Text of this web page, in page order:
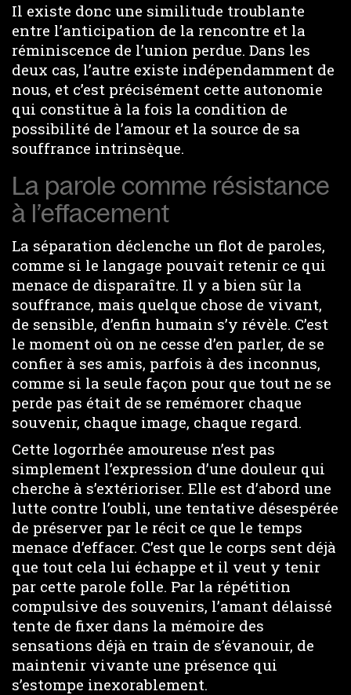
Il existe donc une similitude troublante
entre l’anticipation de la rencontre et la
réminiscence de l’union perdue. Dans les
deux cas, l’autre existe indépendamment de
nous, et c’est précisément cette autonomie
qui constitue à la fois la condition de
possibilité de l’amour et la source de sa
souffrance intrinsèque.
La parole comme résistance
à l’effacement
La séparation déclenche un flot de paroles,
comme si le langage pouvait retenir ce qui
menace de disparaître. Il y a bien sûr la
souffrance, mais quelque chose de vivant,
de sensible, d’enfin humain s’y révèle. C’est
le moment où on ne cesse d’en parler, de se
confier à ses amis, parfois à des inconnus,
comme si la seule façon pour que tout ne se
perde pas était de se remémorer chaque
souvenir, chaque image, chaque regard.
Cette logorrhée amoureuse n’est pas
simplement l’expression d’une douleur qui
cherche à s’extérioriser. Elle est d’abord une
lutte contre l’oubli, une tentative désespérée
de préserver par le récit ce que le temps
menace d’effacer. C’est que le corps sent déjà
que tout cela lui échappe et il veut y tenir
par cette parole folle. Par la répétition
compulsive des souvenirs, l’amant délaissé
tente de fixer dans la mémoire des
sensations déjà en train de s’évanouir, de
maintenir vivante une présence qui
s’estompe inexorablement.